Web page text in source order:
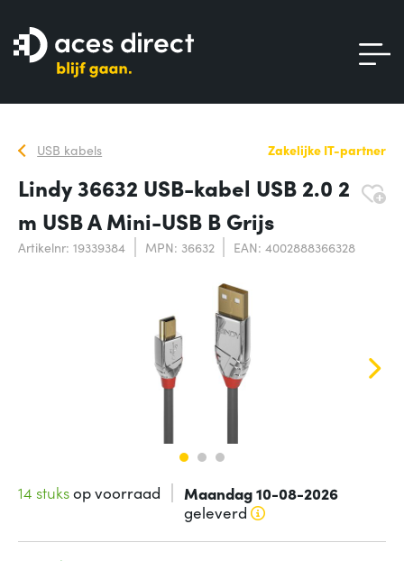
USB kabels Zakelijke IT-partner
Lindy 36632 USB-kabel USB 2.0 2
m USB A Mini-USB B Grijs
Artikelnr: 19339384 MPN: 36632 EAN: 4002888366328
14 stuksop voorraad Maandag 10-08-2026
geleverd